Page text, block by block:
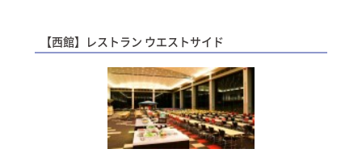
【西館】レストラン ウエストサイド